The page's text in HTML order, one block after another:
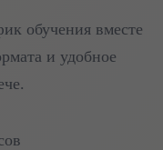
обучения вместе
и удобное